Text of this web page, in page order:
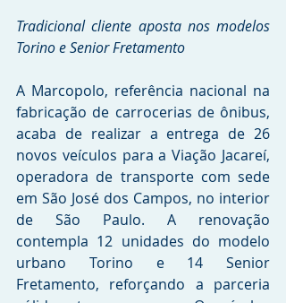
Tradicional cliente aposta nos modelos
Torino e Senior Fretamento
A Marcopolo, referência nacional na
fabricação de carrocerias de ônibus,
acaba de realizar a entrega de 26
novos veículos para a Viação Jacareí,
operadora de transporte com sede
em São José dos Campos, no interior
de São Paulo. A renovação
contempla 12 unidades do modelo
urbano Torino e 14 Senior
Fretamento, reforçando a parceria